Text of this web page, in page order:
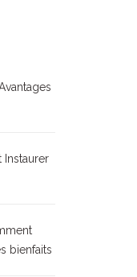
Instaurer
bienfaits